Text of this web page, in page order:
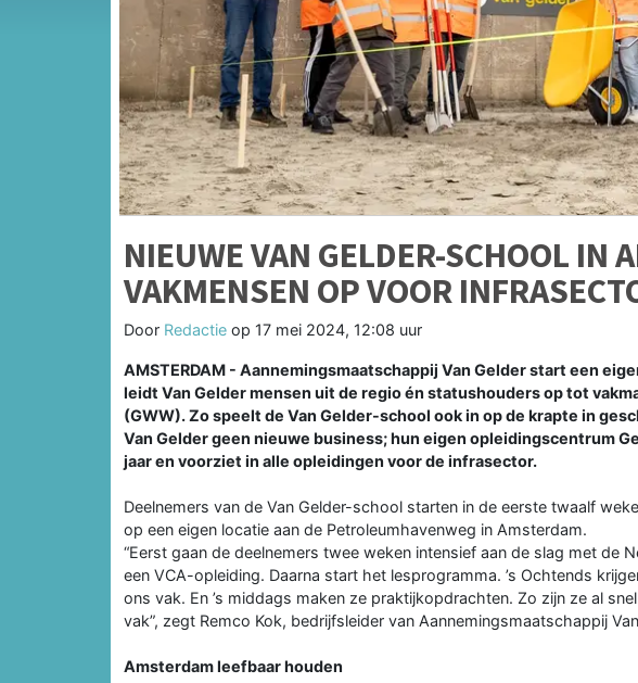
NIEUWE VAN GELDER-SCHOOL IN
VAKMENSEN OP VOOR
Door Redactie op 17 mei 2024, 12:08 uur
AMSTERDAM - Aannemingsmaatschappij Van Gelder start een
leidt Van Gelder mensen uit de regio én statushouders op tot
(GWW). Zo speelt de Van Gelder-school ook in op de krapte in
Van Gelder geen nieuwe business; hun eigen opleidingscentrum
jaar en voorziet in alle opleidingen voor de infrasector.
Deelnemers van de Van Gelder-school starten in de eerste twaalf
op een eigen locatie aan de Petroleumhavenweg in Amsterdam.
“Eerst gaan de deelnemers twee weken intensief aan de slag met de
een VCA-opleiding. Daarna start het lesprogramma. ’s Ochtends
ons vak. En ’s middags maken ze praktijkopdrachten. Zo zijn ze al
vak”, zegt Remco Kok, bedrijfsleider van Aannemingsmaatschappij
Amsterdam leefbaar houden